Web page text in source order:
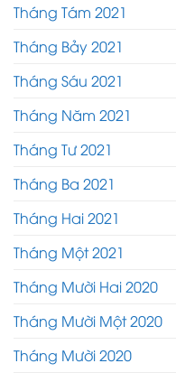
Tháng Tám 2021
Tháng Bảy 2021
Tháng Sáu 2021
Tháng Năm 2021
Tháng Tư 2021
Tháng Ba 2021
Tháng Hai 2021
Tháng Một 2021
Tháng Mười Hai 2020
Tháng Mười Một 2020
Tháng Mười 2020